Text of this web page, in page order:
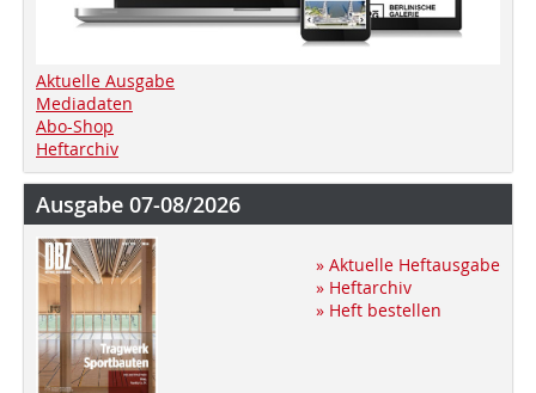
Aktuelle Ausgabe
Mediadaten
Abo-Shop
Heftarchiv
Ausgabe 07-08/2026
» Aktuelle Heftausgabe
» Heftarchiv
» Heft bestellen